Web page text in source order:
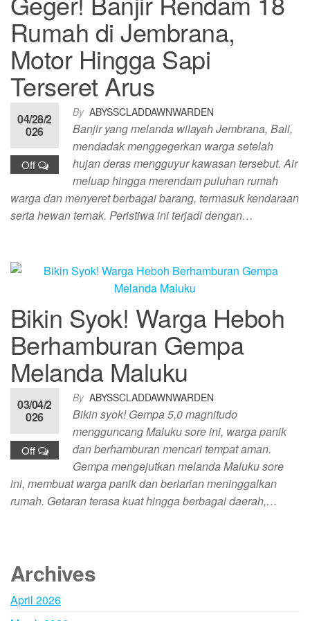
Rumah di Jembrana,
Motor Hingga Sapi
Terseret Arus
By ABYSSCLADDAWNWARDEN
04/28/2
026
Off
Banjir yang melanda wilayah Jembrana, Bali,
mendadak menggegerkan warga setelah
hujan deras mengguyur kawasan tersebut. Air
meluap hingga merendam puluhan rumah
warga dan menyeret berbagai barang, termasuk kendaraan
serta hewan ternak. Peristiwa ini terjadi dengan…
Bikin Syok! Warga Heboh
Berhamburan Gempa
Melanda Maluku
By ABYSSCLADDAWNWARDEN
03/04/2
026
Off
Bikin syok! Gempa 5,0 magnitudo
mengguncang Maluku sore ini, warga panik
dan berhamburan mencari tempat aman.
Gempa mengejutkan melanda Maluku sore
ini, membuat warga panik dan berlarian meninggalkan
rumah. Getaran terasa kuat hingga berbagai daerah,…
Archives
April 2026